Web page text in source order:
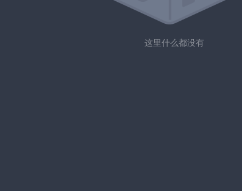
这里什么都没有